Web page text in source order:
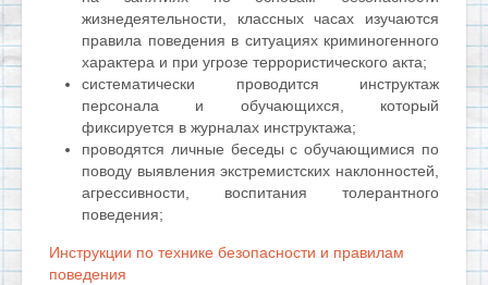
жизнедеятельности, классных часах изучаются
правила поведения в ситуациях криминогенного
характера и при угрозе террористического акта;
систематически проводится инструктаж
персонала и обучающихся, который
фиксируется в журналах инструктажа;
проводятся личные беседы с обучающимися по
поводу выявления экстремистских наклонностей,
агрессивности, воспитания толерантного
поведения;
Инструкции по технике безопасности и правилам
поведения